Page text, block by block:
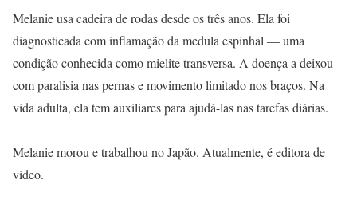
Melanie usa cadeira de rodas desde os três anos. Ela foi
diagnosticada com inflamação da medula espinhal — uma
condição conhecida como mielite transversa. A doença a deixou
com paralisia nas pernas e movimento limitado nos braços. Na
vida adulta, ela tem auxiliares para ajudá-las nas tarefas diárias.
Melanie morou e trabalhou no Japão. Atualmente, é editora de
vídeo.